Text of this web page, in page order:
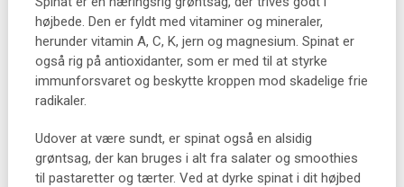
højbede. Den er fyldt med vitaminer og mineraler,
herunder vitamin A, C, K, jern og magnesium. Spinat er
også rig på antioxidanter, som er med til at styrke
immunforsvaret og beskytte kroppen mod skadelige frie
radikaler.
Udover at være sundt, er spinat også en alsidig
grøntsag, der kan bruges i alt fra salater og smoothies
til pastaretter og tærter. Ved at dyrke spinat i dit højbed